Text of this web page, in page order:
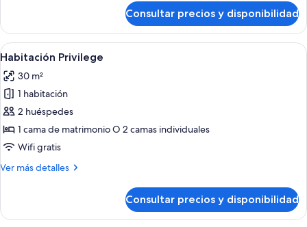
Deluxe,
vistas
a
ciudad
Consultar precios y disponibilidad
Abrir
todas
las
fotos
de
Habitación
Privilege
Una habitación de hotel con una
5
Habitación Privilege
30 m²
1 habitación
2 huéspedes
1 cama de matrimonio O 2 camas individuales
Wifi gratis
Ver más detalles
Más
Privilege
Consultar precios y disponibilidad